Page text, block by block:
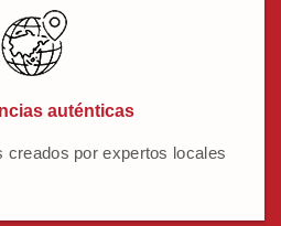
auténticas
creados por expertos locales